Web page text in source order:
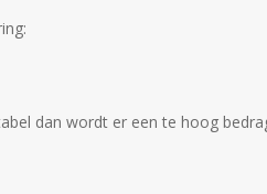
dan wordt er een te hoog